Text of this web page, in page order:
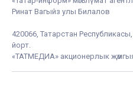
Ринат Вагыйз улы Билалов
420066, Татарстан
йорт.
«ТАТМЕДИА» акционерлык